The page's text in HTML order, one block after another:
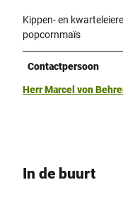
Kippen- en
popcornmaïs
Contactpersoon
Herr Marcel von
In de buurt